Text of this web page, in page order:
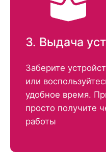
3. Выдача
Заберите
или
удобное время.
просто получите
работы